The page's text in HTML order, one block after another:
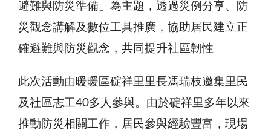
避難與防災準備」為主題，透過災例分享、防
災觀念講解及數位工具推廣，協助居民建立正
確避難與防災觀念，共同提升社區韌性。
此次活動由暖暖區碇祥里里長馮瑞枝邀集里民
及社區志工40多人參與。由於碇祥里多年以來
推動防災相關工作，居民參與經驗豐富，現場